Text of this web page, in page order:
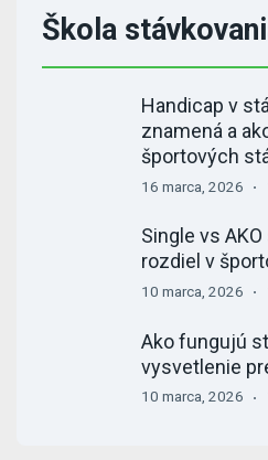
Škola
Handicap v
znamená a
športových
16 marca, 2026
Single vs
rozdiel v
10 marca, 2026
Ako fungujú
vysvetlenie
10 marca, 2026